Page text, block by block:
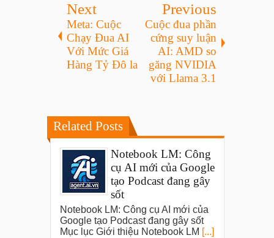
Next
Meta: Cuộc
Chạy Đua AI
Với Mức Giá
Hàng Tỷ Đô la
Previous
Cuộc đua phần
cứng suy luận
AI: AMD so
găng NVIDIA
với Llama 3.1
Related Posts
Notebook LM: Công
cụ AI mới của Google
tạo Podcast đang gây
sốt
Notebook LM: Công cụ AI mới của
Google tạo Podcast đang gây sốt
Mục lục Giới thiệu Notebook LM [...]